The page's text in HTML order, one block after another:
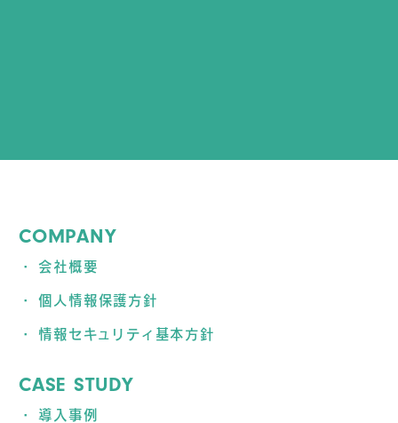
COMPANY
会社概要
個人情報保護方針
情報セキュリティ基本方針
CASE STUDY
導入事例